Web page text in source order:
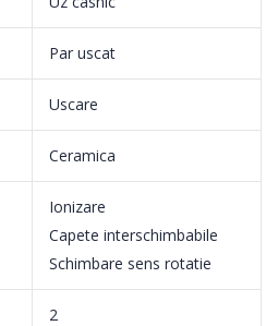
Par uscat
Uscare
Ceramica
Ionizare
Capete interschimbabile
Schimbare sens rotatie
2